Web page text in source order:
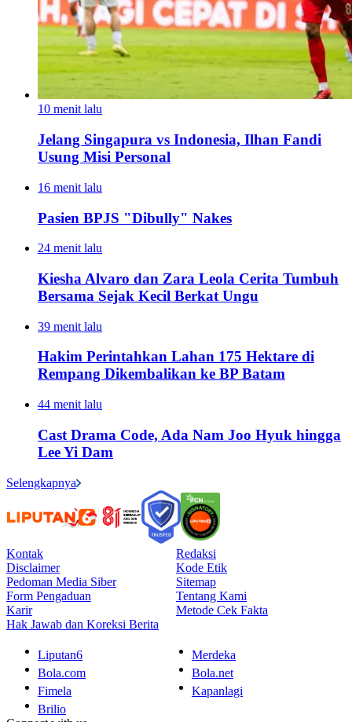
10 menit lalu
Jelang Singapura vs Indonesia, Ilhan Fandi
Usung Misi Personal
16 menit lalu
Pasien BPJS "Dibully" Nakes
24 menit lalu
Kiesha Alvaro dan Zara Leola Cerita Tumbuh
Bersama Sejak Kecil Berkat Ungu
39 menit lalu
Hakim Perintahkan Lahan 175 Hektare di
Rempang Dikembalikan ke BP Batam
44 menit lalu
Cast Drama Code, Ada Nam Joo Hyuk hingga
Lee Yi Dam
Selengkapnya
Kontak
Redaksi
Disclaimer
Kode Etik
Pedoman Media Siber
Sitemap
Form Pengaduan
Tentang Kami
Karir
Metode Cek Fakta
Hak Jawab dan Koreksi Berita
Liputan6
Merdeka
Bola.com
Bola.net
Fimela
Kapanlagi
Brilio